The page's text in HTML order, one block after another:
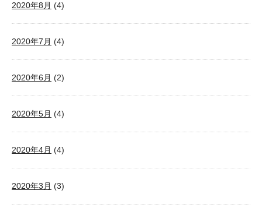
2020年8月 (4)
2020年7月 (4)
2020年6月 (2)
2020年5月 (4)
2020年4月 (4)
2020年3月 (3)